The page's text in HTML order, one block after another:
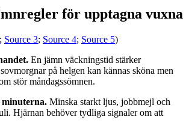
för upptagna vuxna
; Source 3; Source 4; Source 5)
En jämn väckningstid stärker
på helgen kan kännas sköna men
stör måndagssömnen.
minuterna. Minska starkt ljus, jobbmejl och
Hjärnan behöver tydliga signaler om att